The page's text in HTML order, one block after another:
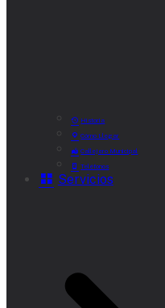
Historia
Cómo Llegar
Callejero Municipal
Teléfonos
Servicios